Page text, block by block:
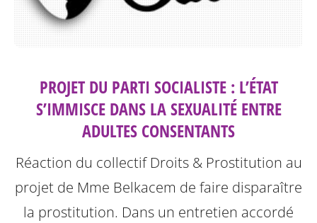
PROJET DU PARTI SOCIALISTE : L’ÉTAT
S’IMMISCE DANS LA SEXUALITÉ ENTRE
ADULTES CONSENTANTS
Réaction du collectif Droits & Prostitution au
projet de Mme Belkacem de faire disparaître
la prostitution. Dans un entretien accordé